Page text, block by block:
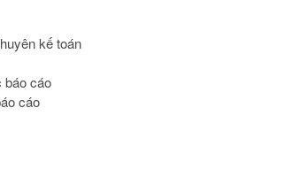
kế toán
báo cáo
cáo